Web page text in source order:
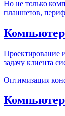
Но не только
планшетов,
Проектирование
задачу клиента
Оптимизация